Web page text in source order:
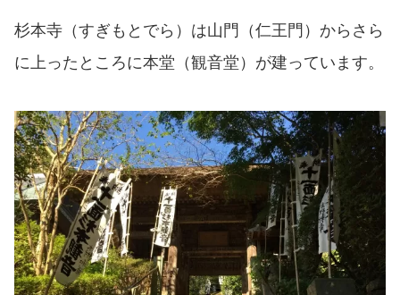
杉本寺（すぎもとでら）は山門（仁王門）からさら
に上ったところに本堂（観音堂）が建っています。